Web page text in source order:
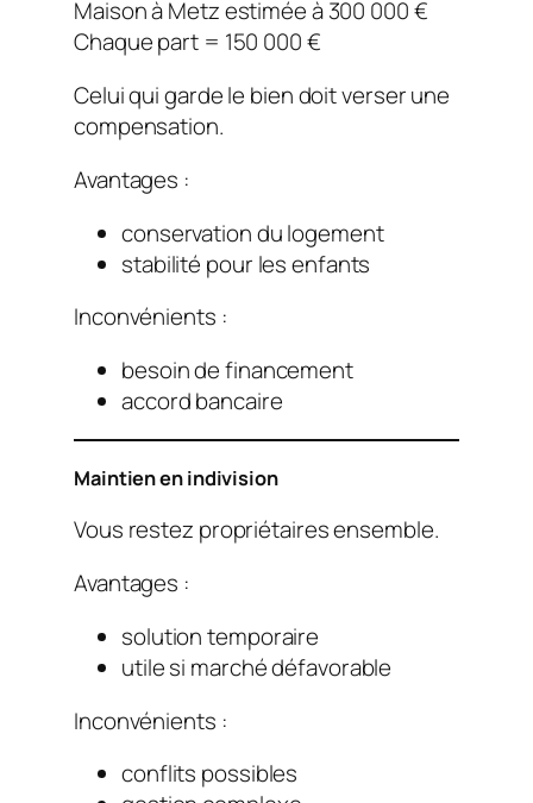
Maison à Metz estimée à 300 000 €
Chaque part = 150 000 €
Celui qui garde le bien doit verser une
compensation.
Avantages :
conservation du logement
stabilité pour les enfants
Inconvénients :
besoin de financement
accord bancaire
Maintien en indivision
Vous restez propriétaires ensemble.
Avantages :
solution temporaire
utile si marché défavorable
Inconvénients :
conflits possibles